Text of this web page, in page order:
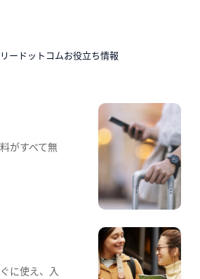
ードットコムお役立ち情報
がすべて無
に使え、入